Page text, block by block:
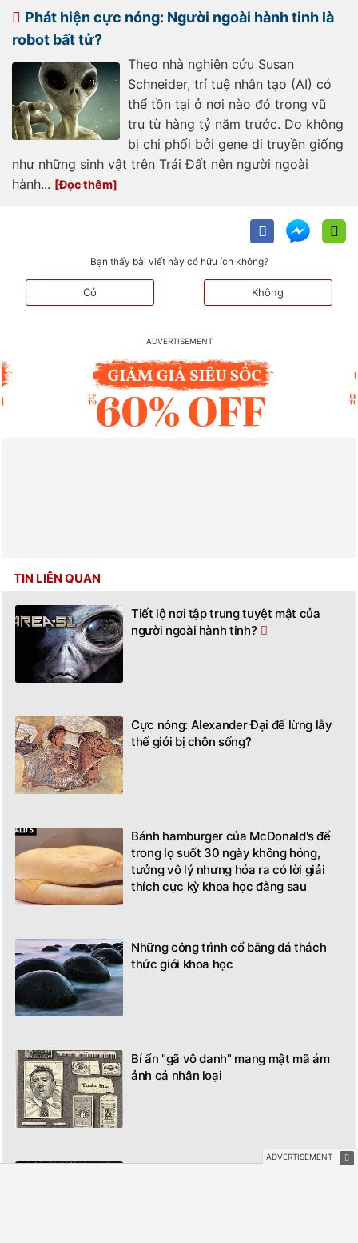
nam/20191107092110339
Phát hiện cực nóng: Người ngoài hành tinh là
robot bất tử?
Theo nhà nghiên cứu Susan
Schneider, trí tuệ nhân tạo (AI) có
thể tồn tại ở nơi nào đó trong vũ
trụ từ hàng tỷ năm trước. Do không
bị chi phối bởi gene di truyền giống
như những sinh vật trên Trái Đất nên người ngoài
hành...
Bạn thấy bài viết này có hữu ích không?
Có Không
TIN LIÊN QUAN
Tiết lộ nơi tập trung tuyệt mật của
người ngoài hành tinh?
Cực nóng: Alexander Đại đế lừng lẫy
thế giới bị chôn sống?
Bánh hamburger của McDonald's để
trong lọ suốt 30 ngày không hỏng,
tưởng vô lý nhưng hóa ra có lời giải
thích cực kỳ khoa học đằng sau
Những công trình cổ bằng đá thách
thức giới khoa học
Bí ẩn "gã vô danh" mang mật mã ám
ảnh cả nhân loại
11 bí ẩn về vật chất tối vẫn chưa có lời